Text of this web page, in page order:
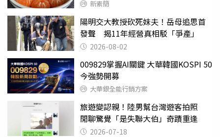
新素簡
陽明交大教授砍死妹夫！岳母追思首
發聲 揭11年經營真相駁「爭產」
2026-08-02
009829掌握AI關鍵 大華韓國KOSPI 50
今強勢開募
大華銀全能行銷方案
旅遊變認親！陸男幫台灣遊客拍照
閒聊驚覺「是失聯大伯」奇蹟重逢
2026-07-18